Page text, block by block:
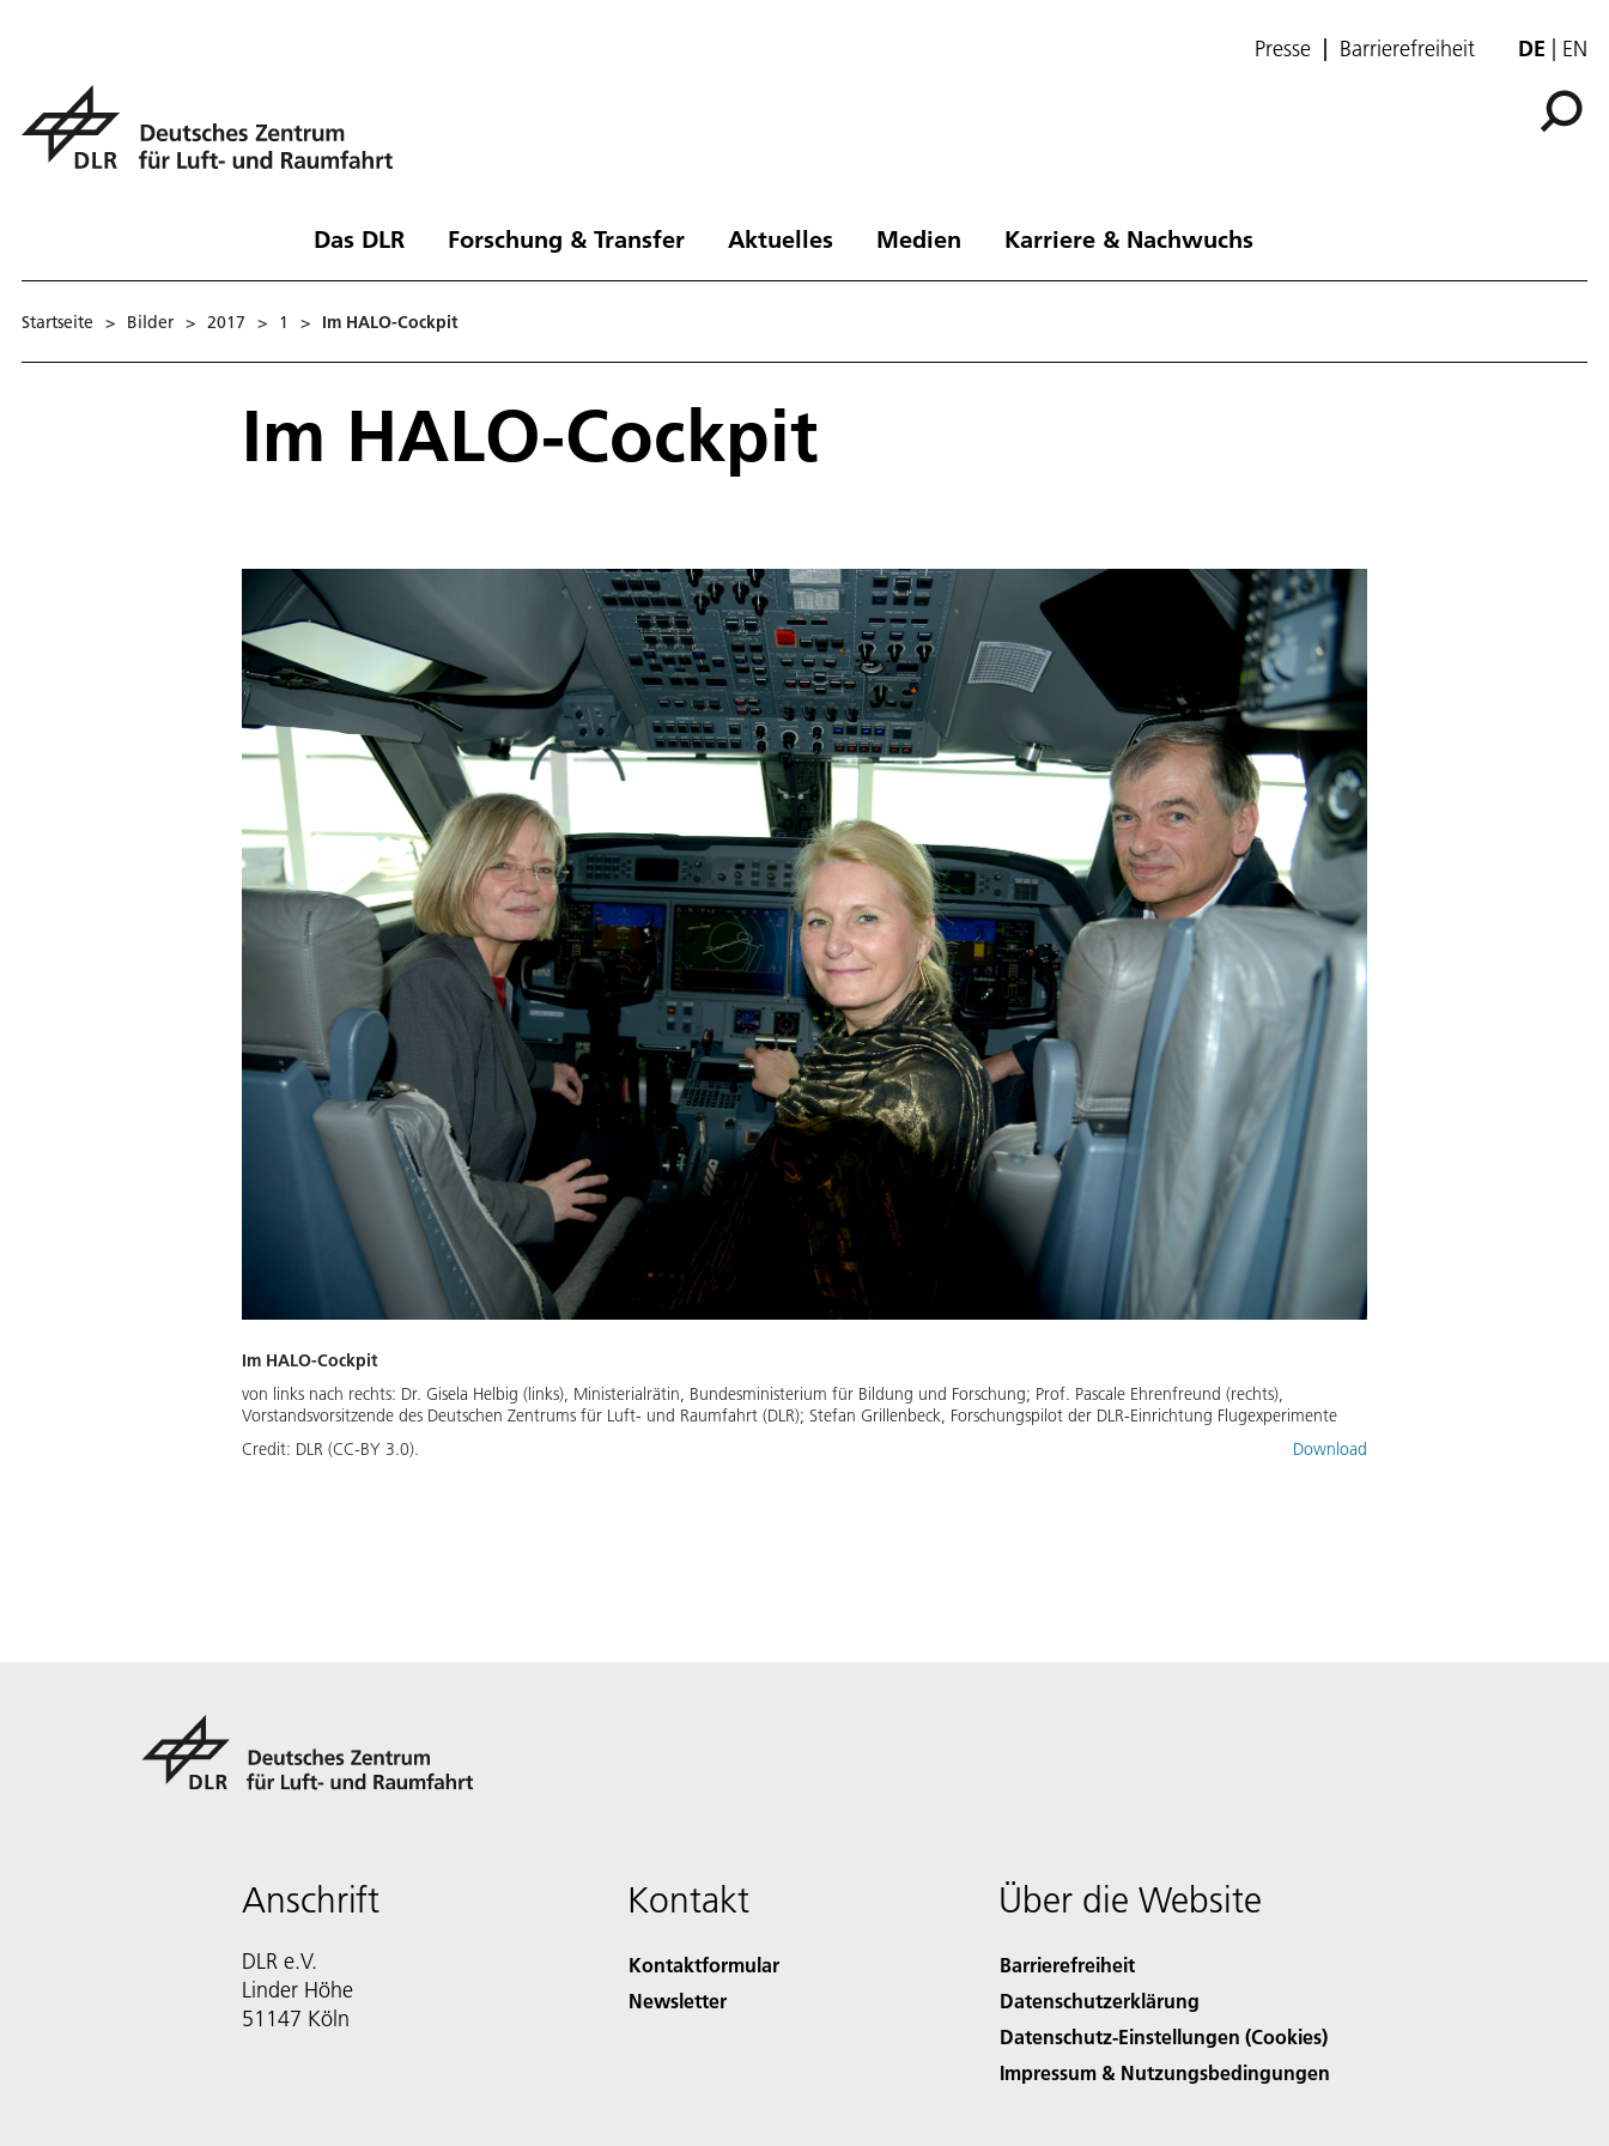
Presse Barrierefreiheit DE EN
Das DLR Forschung & Transfer Aktuelles Medien Karriere & Nachwuchs
Startseite > Bilder > 2017 > 1 > Im HALO-Cockpit
Im HALO-Cockpit
Im HALO-Cockpit
von links nach rechts: Dr. Gisela Helbig (links), Ministerialrätin, Bundesministerium für Bildung und Forschung; Prof. Pascale Ehrenfreund (rechts),
Vorstandsvorsitzende des Deutschen Zentrums für Luft- und Raumfahrt (DLR); Stefan Grillenbeck, Forschungspilot der DLR-Einrichtung Flugexperimente
Credit: DLR (CC-BY 3.0). Download
Anschrift
DLR e.V.
Linder Höhe
51147 Köln
Kontakt
Kontaktformular
Newsletter
Über die Website
Barrierefreiheit
Datenschutzerklärung
Datenschutz-Einstellungen (Cookies)
Impressum & Nutzungsbedingungen